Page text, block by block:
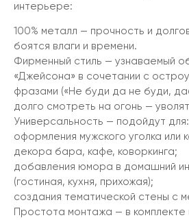
интерьере:
100% металл — прочность и
боятся влаги и времени.
Фирменный стиль — узнаваемый
«Джейсона» в сочетании с
фразами («Не буди да не буди,
долго смотреть на огонь —
Универсальность — подойдут для:
оформления мужского уголка или
декора бара, кафе, коворкинга;
добавления юмора в домашний
(гостиная, кухня, прихожая);
создания тематической стены с
Простота монтажа — в комплекте